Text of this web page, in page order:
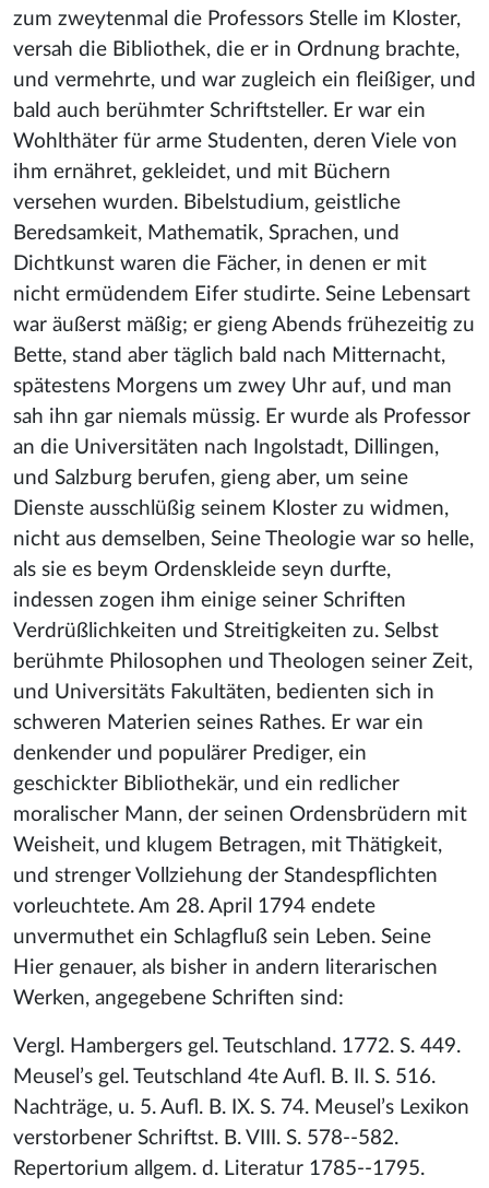
zum zweytenmal die Professors Stelle im Kloster,
versah die Bibliothek, die er in Ordnung brachte,
und vermehrte, und war zugleich ein fleißiger, und
bald auch berühmter Schriftsteller. Er war ein
Wohlthäter für arme Studenten, deren Viele von
ihm ernähret, gekleidet, und mit Büchern
versehen wurden. Bibelstudium, geistliche
Beredsamkeit, Mathematik, Sprachen, und
Dichtkunst waren die Fächer, in denen er mit
nicht ermüdendem Eifer studirte. Seine Lebensart
war äußerst mäßig; er gieng Abends frühezeitig zu
Bette, stand aber täglich bald nach Mitternacht,
spätestens Morgens um zwey Uhr auf, und man
sah ihn gar niemals müssig. Er wurde als Professor
an die Universitäten nach Ingolstadt, Dillingen,
und Salzburg berufen, gieng aber, um seine
Dienste ausschlüßig seinem Kloster zu widmen,
nicht aus demselben, Seine Theologie war so helle,
als sie es beym Ordenskleide seyn durfte,
indessen zogen ihm einige seiner Schriften
Verdrüßlichkeiten und Streitigkeiten zu. Selbst
berühmte Philosophen und Theologen seiner Zeit,
und Universitäts Fakultäten, bedienten sich in
schweren Materien seines Rathes. Er war ein
denkender und populärer Prediger, ein
geschickter Bibliothekär, und ein redlicher
moralischer Mann, der seinen Ordensbrüdern mit
Weisheit, und klugem Betragen, mit Thätigkeit,
und strenger Vollziehung der Standespflichten
vorleuchtete. Am 28. April 1794 endete
unvermuthet ein Schlagfluß sein Leben. Seine
Hier genauer, als bisher in andern literarischen
Werken, angegebene Schriften sind:
Vergl. Hambergers gel. Teutschland. 1772. S. 449.
Meusel’s gel. Teutschland 4te Aufl. B. II. S. 516.
Nachträge, u. 5. Aufl. B. IX. S. 74. Meusel’s Lexikon
verstorbener Schriftst. B. VIII. S. 578--582.
Repertorium allgem. d. Literatur 1785--1795.